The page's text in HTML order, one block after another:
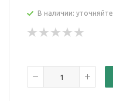
В наличии: уточняйте